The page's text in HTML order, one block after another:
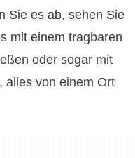
Sie es ab, sehen Sie
mit einem tragbaren
oder sogar mit
alles von einem Ort